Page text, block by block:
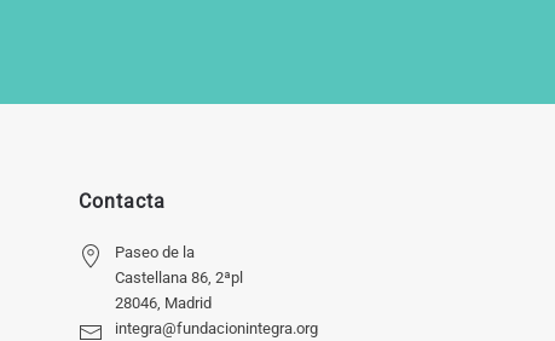
Contacta
Paseo de la
Castellana 86, 2ªpl
28046, Madrid
integra@fundacionintegra.org